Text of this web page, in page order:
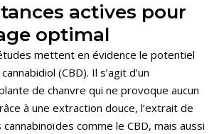
actives pour
optimal
mettent en évidence le potentiel
(CBD). Il s’agit d’un
de chanvre qui ne provoque aucun
à une extraction douce, l’extrait de
comme le CBD, mais aussi